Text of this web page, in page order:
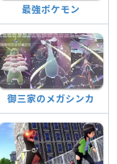
最強ポケモン
御三家のメガシンカ